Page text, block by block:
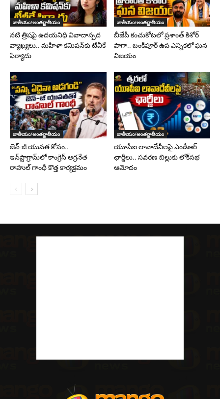
జాతీయం/అంతర్జాతీయం
నటి త్రిషపై ఉదయనిధి వివాదాస్పద
వ్యాఖ్యలు.. మహిళా కమిషన్‌కు టీవీకే
ఫిర్యాదు
జాతీయం/అంతర్జాతీయం
బీజేపీ కంచుకోటలో ప్రశాంత్ కిశోర్
పాగా.. బంకీపూర్ ఉప ఎన్నికలో ఘన
విజయం
జాతీయం/అంతర్జాతీయం
జెన్-జీ యువత కోసం..
ఇన్‌స్టాగ్రామ్‌లో కాంగ్రెస్ అగ్రనేత
రాహుల్ గాంధీ కొత్త కార్యక్రమం
జాతీయం/అంతర్జాతీయం
యూపీఐ లావాదేవీలపై ఎండీఆర్
ఛార్జీలు.. సవరణ బిల్లుకు లోక్‌సభ
ఆమోదం